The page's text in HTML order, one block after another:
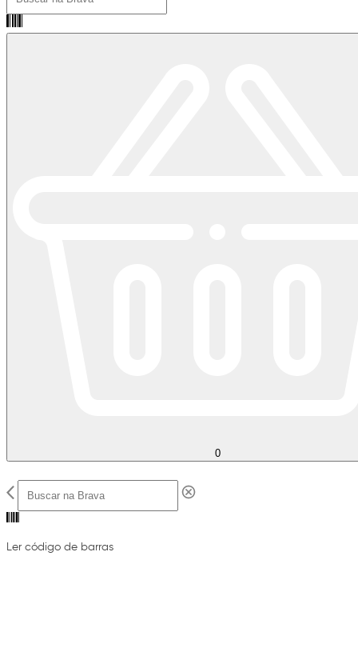
0
Ler código de barras